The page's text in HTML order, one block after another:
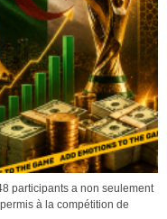
participants a non seulement
à la compétition de